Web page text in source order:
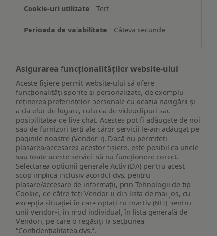
pe
dispozitiv
Terț
Câteva secunde
Asigurarea funcționalităților website-ului
Aceste fișiere permit website-ului să ofere
funcționalități sporite și personalizate, de exemplu
reţinerea preferinţelor personale cu ocazia navigării și
a datelor de logare, rularea de videoclipuri sau
posibilitatea de live chat. Acestea pot fi adăugate de noi
sau de furnizori terți ale căror servicii le-am adăugat pe
paginile noastre (Vendor-i). Dacă nu permiteți
plasarea/accesarea acestor fișiere, este posibil ca unele
sau toate aceste servicii să nu funcționeze corect.
Selectarea opțiunii generale Activ (DA) pentru acest
scop implică inclusiv acordul dvs. pentru
plasare/accesare de informații, prin Tehnologii de tip
Cookie, de către toți Vendor-ii din lista de mai jos, cu
excepția situației în care optați cu Inactiv (NU) pentru
unii Vendor-i, în mod individual, în lista generală de
Vendori, pe care o regăsiți la secțiunea
“Confidențialitatea dvs.”.